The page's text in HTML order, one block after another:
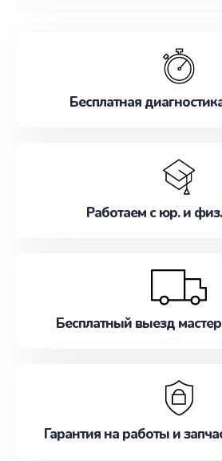
Бесплатная
Работаем с юр. и
Бесплатный выезд
Гарантия на работы и